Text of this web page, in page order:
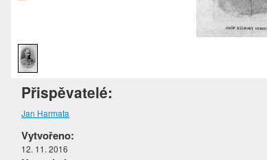
Přispěvatelé:
Jan Harmata
Vytvořeno:
12. 11. 2016